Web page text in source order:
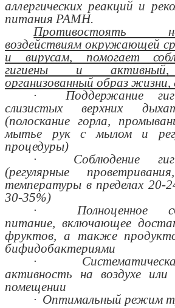
аллергических реакций и
питания РАМН.
Противостоять
воздействиям окружающей
и вирусам, помогает
гигиены и активный,
организованный образ жизни,
· Поддержание
слизистых верхних
(полоскание горла,
мытье рук с мылом и
процедуры)
· Соблюдение
(регулярные
температуры в пределах
30-35%)
· Полноценное
питание, включающее
фруктов, а также
бифидобактериями
·
активность на воздухе или
помещении
· Оптимальный режим